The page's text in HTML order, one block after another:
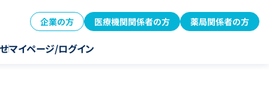
企業の方 医療機関関係者の方 薬局関係者の方
マイページ/ログイン